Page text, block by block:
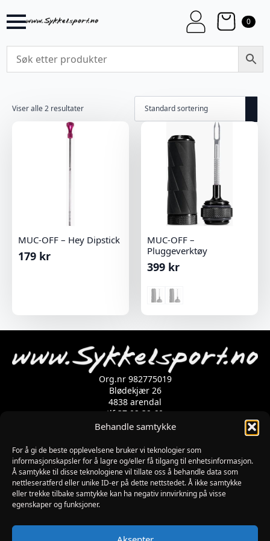
Behandle samtykke
For å gi de beste opplevelsene bruker vi teknologier som
informasjonskapsler for å lagre og/eller få tilgang til enhetsinformasjon.
Å samtykke til disse teknologiene vil tillate oss å behandle data som
nettleseratferd eller unike ID-er på dette nettstedet. Å ikke samtykke
eller trekke tilbake samtykke kan ha negativ innvirkning på visse
egenskaper og funksjoner.
0
Viser alle 2 resultater
MUC-OFF – Hey Dipstick
179 kr
MUC-OFF –
Pluggeverktøy
399 kr
Org.nr 982775019
Blødekjær 26
4838 arendal
tlf 37 02 39 60
Kontaktskjema
Åpningstider
MANDAG-FREDAG: 09:00-17:00
LØRDAG: 10:00-15:00
SØNDAG: STENGT
PÅSKEAFTEN OG PINSEAFTEN : 10:00-13:00